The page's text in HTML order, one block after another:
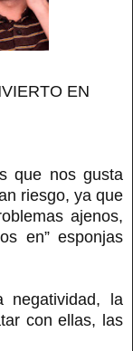
EN
que nos gusta
riesgo, ya que
ajenos,
en” esponjas
negatividad, la
con ellas, las